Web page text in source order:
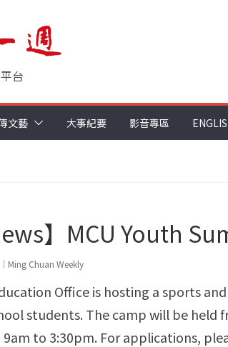
台
文藝 大事紀要 影音專區
】MCU Youth
Ming Chuan Weekly
Office is hosting a sports
students. The camp will be held
9am to 3:30pm. For applications,